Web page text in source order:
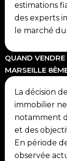
estimations
des experts
le marché
QUAND
MARSEILLE
La décision
immobilier
notamment
et des
En période
observée